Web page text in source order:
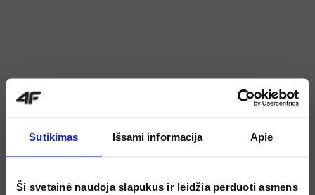
Sutikimas Išsami informacija Apie
Ši svetainė naudoja slapukus ir leidžia perduoti asmens